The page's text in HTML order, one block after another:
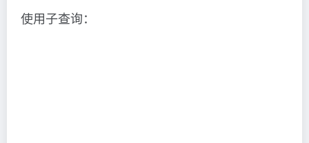
使用子查询：